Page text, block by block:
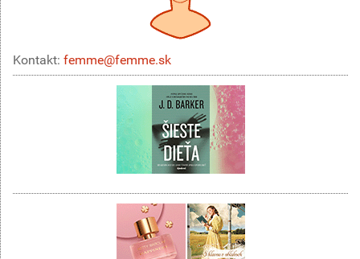
Kontakt: femme@femme.sk